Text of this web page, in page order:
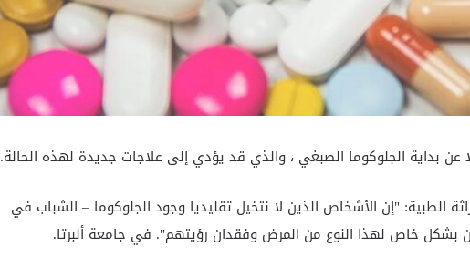
بداية الجلوكوما الصبغي ، والذي قد يؤدي إلى علاجات جديدة لهذه الحالة.
الطبية: "إن الأشخاص الذين لا نتخيل تقليديا وجود الجلوكوما – الشباب في
بشكل خاص لهذا النوع من المرض وفقدان رؤيتهم". في جامعة ألبرتا.